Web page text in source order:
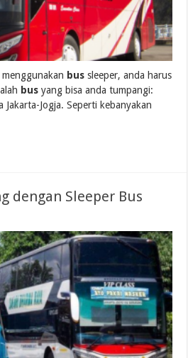
bus sleeper, anda harus
bus yang bisa anda tumpangi:
Jakarta-Jogja. Seperti kebanyakan
dengan Sleeper Bus